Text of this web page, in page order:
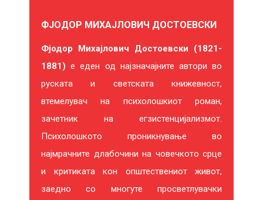
ФЈОДОР МИХАЈЛОВИЧ ДОСТОЕВСКИ
Фјодор Михајлович Достоевски (1821-
1881) е еден од најзначајните автори во
руската и светската книжевност,
втемелувач на психолошкиот роман,
зачетник на егзистенцијализмот.
Психолошкото проникнување во
најмрачните длабочини на човечкото срце
и критиката кон општествениот живот,
заедно со многуте просветлувачки